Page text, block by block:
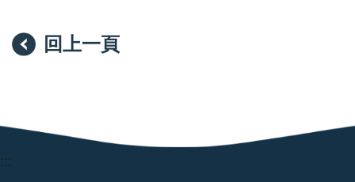
回上一頁
:::